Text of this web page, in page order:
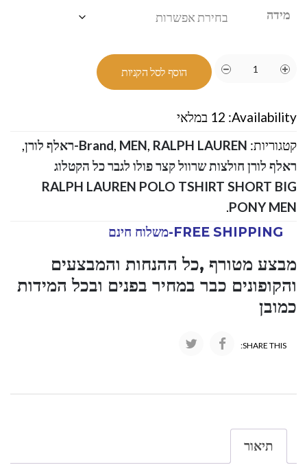
מידה
הוסף לסל הקניות
Availability: 12 במלאי
קטגוריות:
Brand, MEN, RALPH LAUREN-ראלף לורן
,
ראלף לורן חולצות שרוול קצר פולו לגבר כל הקטלוג
RALPH LAUREN POLO TSHIRT SHORT BIG
PONY MEN
.
FREE SHIPPING-משלוח חינם
מבצע מטורף ,כל ההנחות והמבצעים
והקופונים כבר במחיר בפנים ובכל המידות
כמובן
SHARE THIS:
תיאור